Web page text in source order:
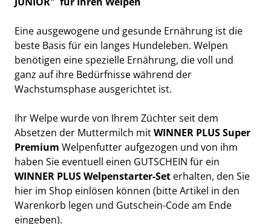
Eine ausgewogene und gesunde Ernährung ist die
beste Basis für ein langes Hundeleben. Welpen
benötigen eine spezielle Ernährung, die voll und
ganz auf ihre Bedürfnisse während der
Wachstumsphase ausgerichtet ist.
Ihr Welpe wurde von Ihrem Züchter seit dem
Absetzen der Muttermilch mitWINNER PLUSSuper
Premium Welpenfutter aufgezogen und von ihm
haben Sie eventuell einen GUTSCHEIN für ein
WINNER PLUS Welpenstarter-Set erhalten, den Sie
hier im Shop einlösen können (bitte Artikel in den
Warenkorb legen und Gutschein-Code am Ende
eingeben).